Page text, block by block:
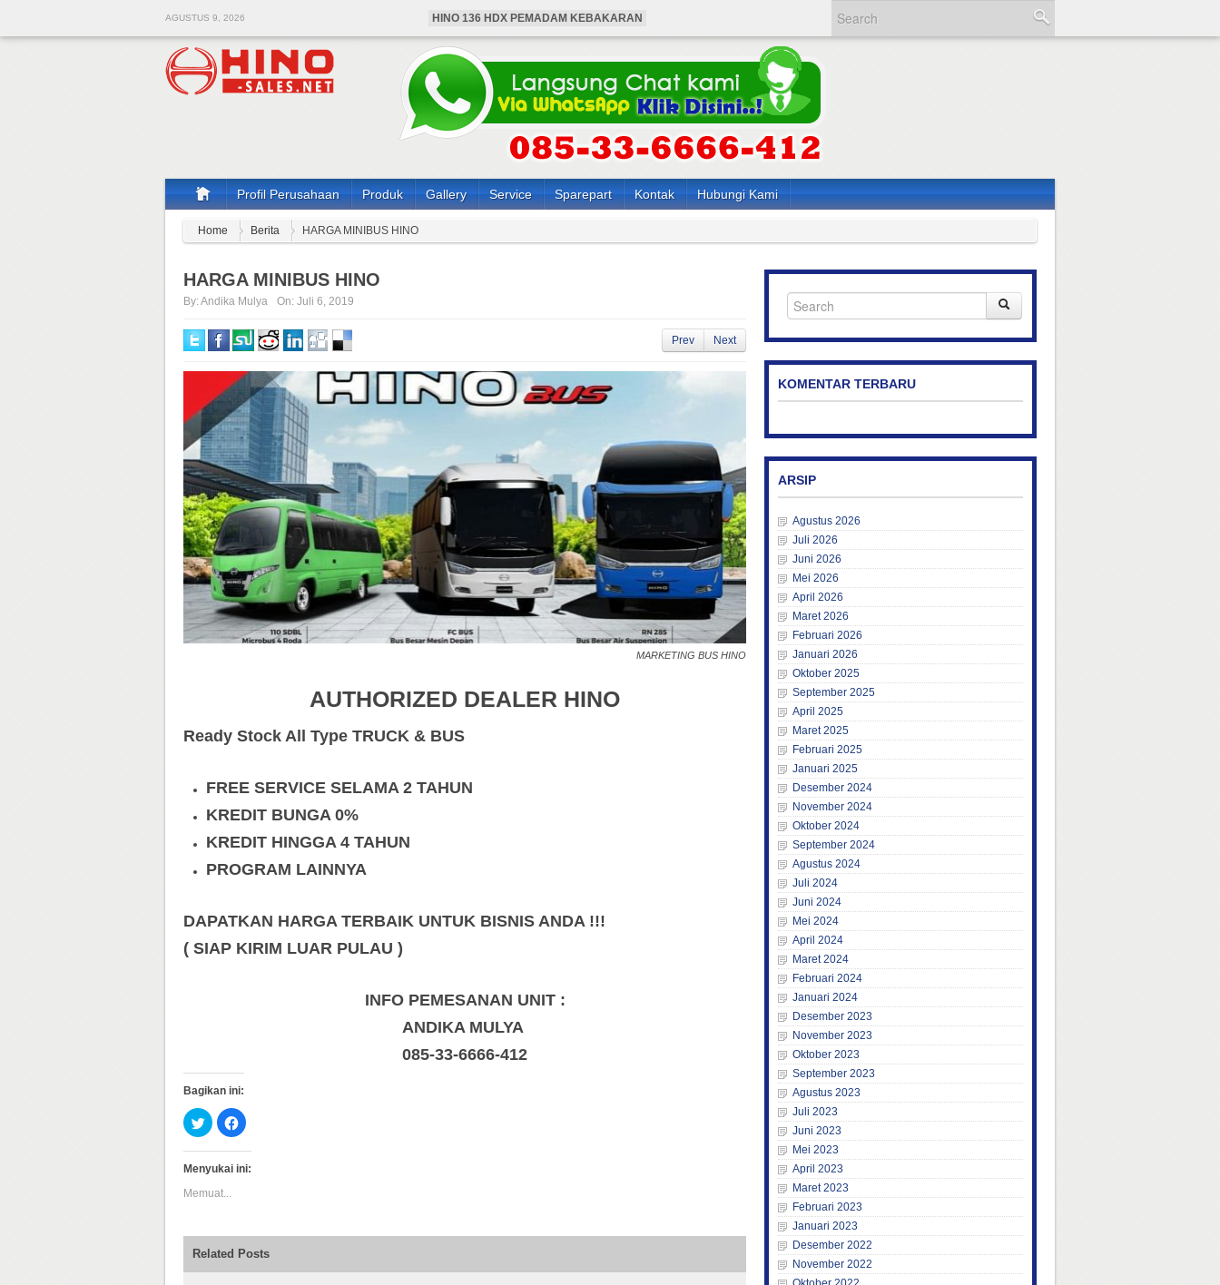
AGUSTUS 9, 2026
HINO 136 HDX PEMADAM KEBAKARAN
BUS HINO 4X4 ANGKUTAN KARYAWAN
HARGA MOBIL HINO PEMADAM KEBAKARAN
HARGA BUS HINO 4X4 ANGKUTAN KARYAWAN
HARGA HINO 136 HDX PEMADAM KEBAKARAN
Profil Perusahaan Produk Gallery Service Sparepart Kontak Hubungi Kami
Home Berita HARGA MINIBUS HINO
HARGA MINIBUS HINO
By:Andika Mulya On: Juli 6, 2019
Prev Next
MARKETING BUS HINO
AUTHORIZED DEALER HINO
Ready Stock All Type TRUCK & BUS
FREE SERVICE SELAMA 2 TAHUN
KREDIT BUNGA 0%
KREDIT HINGGA 4 TAHUN
PROGRAM LAINNYA
DAPATKAN HARGA TERBAIK UNTUK BISNIS ANDA !!!
( SIAP KIRIM LUAR PULAU )
INFO PEMESANAN UNIT :
ANDIKA MULYA
085-33-6666-412
Bagikan ini:
Klik
untuk
berbagi
pada
Twitter(Membuka
di
yang
Klik
untuk
di
Facebook(Membuka
di
Menyukai ini:
Memuat...
Related Posts
KOMENTAR TERBARU
ARSIP
Agustus 2026
Juli 2026
Juni 2026
Mei 2026
April 2026
Maret 2026
Februari 2026
Januari 2026
Oktober 2025
September 2025
April 2025
Maret 2025
Februari 2025
Januari 2025
Desember 2024
November 2024
Oktober 2024
September 2024
Agustus 2024
Juli 2024
Juni 2024
Mei 2024
April 2024
Maret 2024
Februari 2024
Januari 2024
Desember 2023
November 2023
Oktober 2023
September 2023
Agustus 2023
Juli 2023
Juni 2023
Mei 2023
April 2023
Maret 2023
Februari 2023
Januari 2023
Desember 2022
November 2022